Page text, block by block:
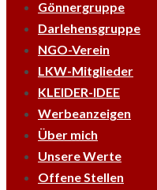
Gönnergruppe
Darlehensgruppe
NGO-Verein
LKW-Mitglieder
KLEIDER-IDEE
Werbeanzeigen
Über mich
Unsere Werte
Offene Stellen